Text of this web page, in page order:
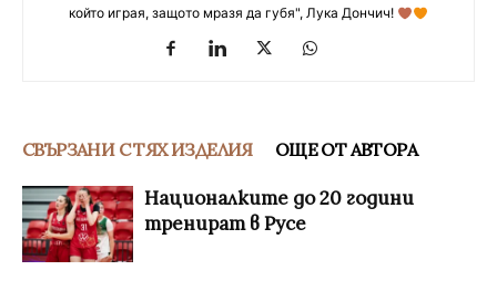
който играя, защото мразя да губя", Лука Дончич!
СВЪРЗАНИ С ТЯХ ИЗДЕЛИЯ ОЩЕ ОТ АВТОРА
Националките до 20 години
тренират в Русе